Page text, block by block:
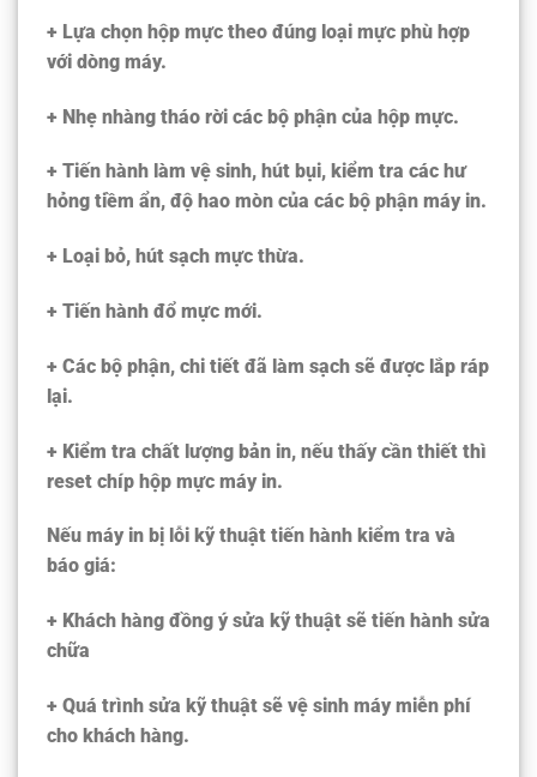
+ Lựa chọn hộp mực theo đúng loại mực phù hợp
với dòng máy.
+ Nhẹ nhàng tháo rời các bộ phận của hộp mực.
+ Tiến hành làm vệ sinh, hút bụi, kiểm tra các hư
hỏng tiềm ẩn, độ hao mòn của các bộ phận máy in.
+ Loại bỏ, hút sạch mực thừa.
+ Tiến hành đổ mực mới.
+ Các bộ phận, chi tiết đã làm sạch sẽ được lắp ráp
lại.
+ Kiểm tra chất lượng bản in, nếu thấy cần thiết thì
reset chíp hộp mực máy in.
Nếu máy in bị lỗi kỹ thuật tiến hành kiểm tra và
báo giá:
+ Khách hàng đồng ý sửa kỹ thuật sẽ tiến hành sửa
chữa
+ Quá trình sửa kỹ thuật sẽ vệ sinh máy miễn phí
cho khách hàng.